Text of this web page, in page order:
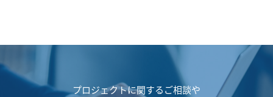
プロジェクトに関するご相談や